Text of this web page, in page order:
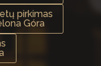
pirkimas
Góra